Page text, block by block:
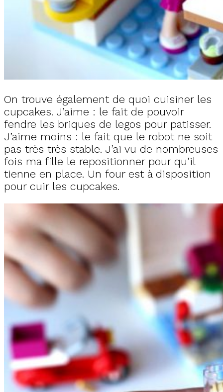
On trouve également de quoi cuisiner les
cupcakes. J’aime : le fait de pouvoir
fendre les briques de legos pour patisser.
J’aime moins : le fait que le robot ne soit
pas très très stable. J’ai vu de nombreuses
fois ma fille le repositionner pour qu’il
tienne en place. Un four est à disposition
pour cuir les cupcakes.